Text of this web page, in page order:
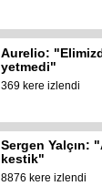
Aurelio:
yetmedi"
369 kere izlendi
Sergen Yalçın:
kestik"
8876 kere izlendi